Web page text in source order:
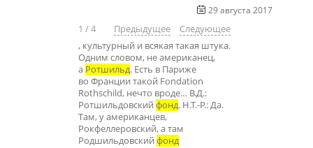
29 августа 2017
1 /4 Предыдущее
Следующее
, культурный и всякая такая штука.
Одним словом, не американец,
а Ротшильд. Есть в Париже
во Франции такой Fondation
Rothschild, нечто вроде… В.Д.:
Ротшильдовский фонд. Н.Т.-Р.: Да.
Там, у американцев,
Рокфеллеровский, а там
Родшильдовский фонд